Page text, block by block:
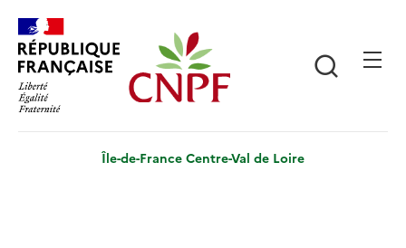
contenu
principal
Île-de-France Centre-Val de Loire